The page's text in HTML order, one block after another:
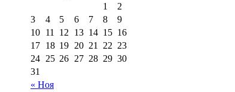
« Ноя
1
2
3
4 5 6 7 8
9
10 11 12 13 14 15 16
17 18 19 20 21 22 23
24 25 26 27 28 29 30
31